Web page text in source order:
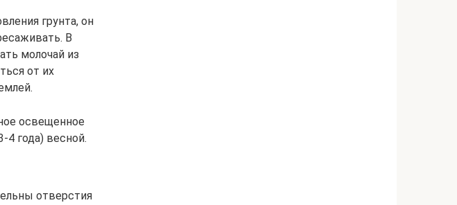
грунта, он
В
молочай из
от их
освещенное
4 года) весной.
отверстия